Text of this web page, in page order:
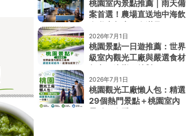
桃園室內景點推薦｜雨天備
案首選！農場直送地中海飲
食私廚餐廳一次滿足
2026年7月1日
桃園景點一日遊推薦：世界
級室內觀光工廠與嚴選食材
超市，這樣玩就對了！
2026年7月1日
桃園觀光工廠懶人包：精選
29個熱門景點＋桃園室內
景點一次看！